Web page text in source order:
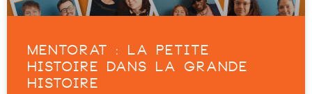
MENTORAT : LA PETITE
HISTOIRE DANS LA GRANDE
HISTOIRE